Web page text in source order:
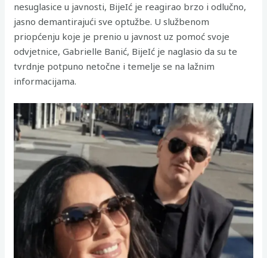
nesuglasice u javnosti, BijeIć je reagirao brzo i odlučno,
jasno demantirajući sve optužbe. U službenom
priopćenju koje je prenio u javnost uz pomoć svoje
odvjetnice, Gabrielle Banić, BijeIć je naglasio da su te
tvrdnje potpuno netočne i temelje se na lažnim
informacijama.